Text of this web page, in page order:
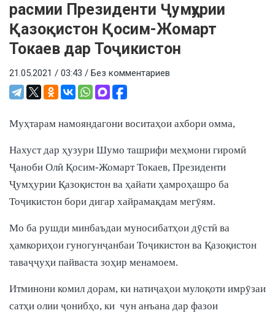
расмии Президенти Ҷумҳурии
Қазоқистон Қосим-Жомарт
Токаев дар Тоҷикистон
21.05.2021 / 03:43 / Без комментариев
Муҳтарам намояндагони воситаҳои ахбори омма,
Нахуст дар ҳузури Шумо ташрифи меҳмони гиромӣ
Ҷаноби Олӣ Қосим-Жомарт Токаев, Президенти
Ҷумҳурии Қазоқистон ва ҳайати ҳамроҳашро ба
Тоҷикистон бори дигар хайрамақдам мегӯям.
Мо ба рушди минбаъдаи муносибатҳои дӯстӣ ва
ҳамкориҳои гуногунҷанбаи Тоҷикистон ва Қазоқистон
таваҷҷуҳи пайваста зоҳир менамоем.
Итминони комил дорам, ки натиҷаҳои мулоқоти имрӯзаи
сатҳи олии ҷонибҳо, ки чун анъана дар фазои